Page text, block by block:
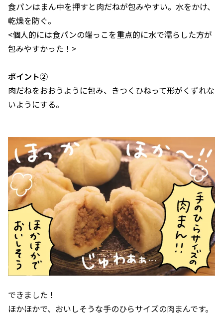
食パンはまん中を押すと肉だねが包みやすい。水をかけ、
乾燥を防ぐ。
<個人的には食パンの端っこを重点的に水で濡らした方が
包みやすかった！>
ポイント②
肉だねをおおうように包み、きつくひねって形がくずれな
いようにする。
できました！
ほかほかで、おいしそうな手のひらサイズの肉まんです。